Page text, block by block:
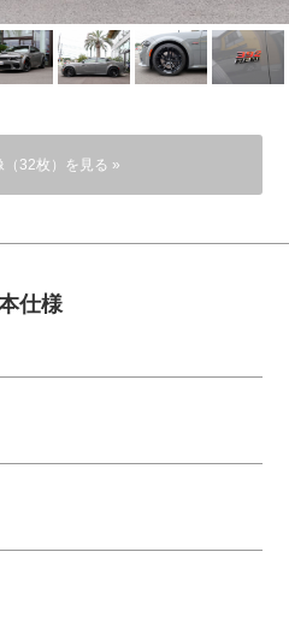
（32枚）を見る »
仕様